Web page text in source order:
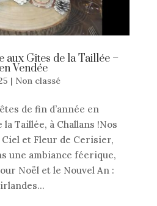
aux Gîtes de la Taillée –
Vendée
| Non classé
de fin d’année en
la Taillée, à Challans !Nos
et Fleur de Cerisier,
une ambiance féerique,
Noël et le Nouvel An :